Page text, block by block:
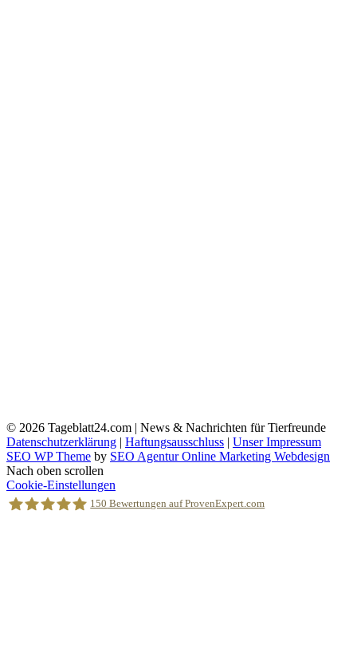
© 2026 Tageblatt24.com | News & Nachrichten für Tierfreunde
Datenschutzerklärung
Haftungsausschluss
Unser Impressum
SEO WP Theme by SEO Agentur Online Marketing Webdesign
Nach oben scrollen
Cookie-Einstellungen
150 Bewertungen auf ProvenExpert.com